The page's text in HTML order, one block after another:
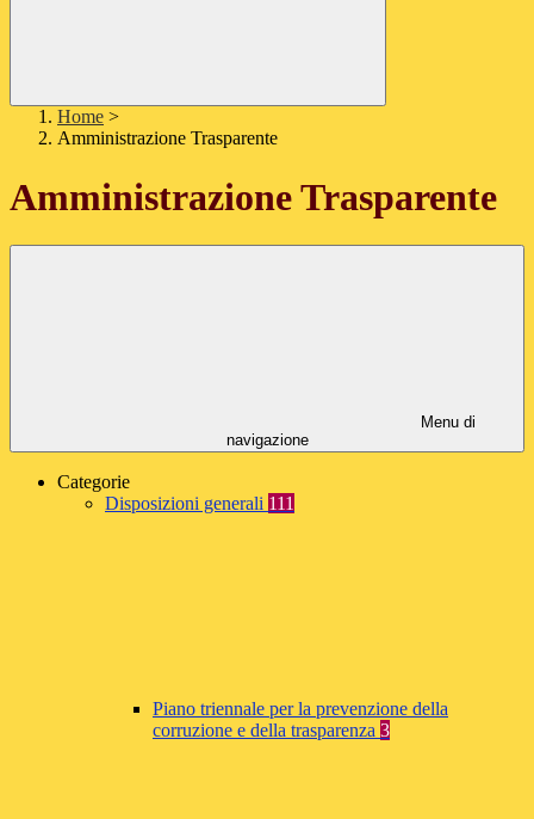
Home >
Amministrazione Trasparente
Amministrazione Trasparente
Menu di
navigazione
Categorie
Disposizioni generali 111
Piano triennale per la prevenzione della
corruzione e della trasparenza 3